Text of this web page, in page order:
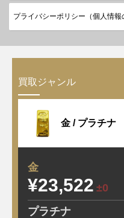
プライバシーポリシー（個人情報
買取ジャンル
金 / プラチナ
金
¥23,522 ±0
プラチナ